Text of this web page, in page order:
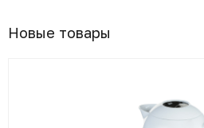
Новые товары